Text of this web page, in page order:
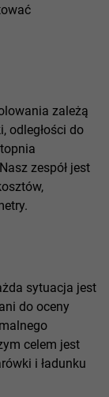
zależą
odległości do
zespół jest
sytuacja jest
do oceny
celem jest
i ładunku